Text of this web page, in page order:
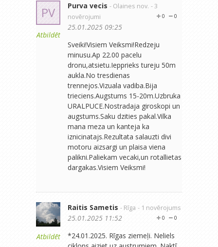
PV
Atbildēt
Purva vecis - Olaines nov. - 3
novērojumi
0
0
25.01.2025 09:25
Sveiki!Visiem Veiksmi!Redzeju
minusu.Ap 22.00 pacelu
dronu,atsietu.Iepprieks tureju 50m
aukla.No tresdienas
trennejos.Vizuala vadiba.Bija
trieciens.Augstums 15-20m.Uzbruka
URALPUCE.Nostradaja giroskopi un
augstums.Saku dzities pakal.Vilka
mana meza un kanteja ka
iznicinatajs.Rezultata salauzti divi
motoru aizsargi un plaisa viena
palikni.Paliekam vecaki,un rotallietas
dargakas.Visiem Veiksmi!
Atbildēt
Raitis Sametis - Rīga - 1 novērojums
0
0
25.01.2025 11:52
*24.01.2025. Rīgas ziemeļi. Neliels